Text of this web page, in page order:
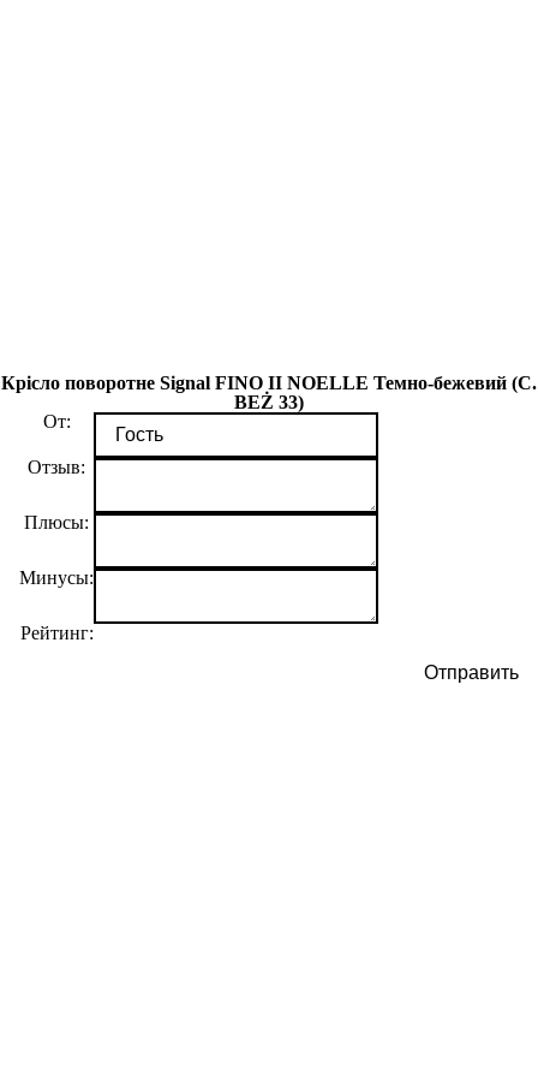
Крісло поворотне Signal FINO II NOELLE Темно-бежевий (C.
BEŻ 33)
От:
Отзыв:
Плюсы:
Минусы:
Рейтинг:
Отправить